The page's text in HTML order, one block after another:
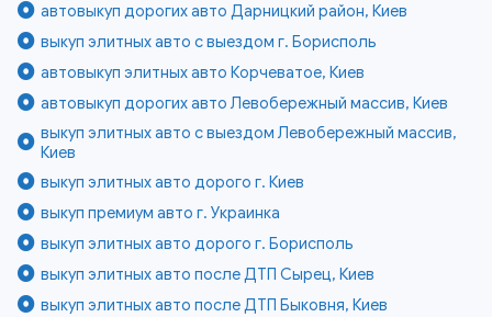
автовыкуп дорогих авто Дарницкий район, Киев
выкуп элитных авто с выездом г. Борисполь
автовыкуп элитных авто Корчеватое, Киев
автовыкуп дорогих авто Левобережный массив, Киев
выкуп элитных авто с выездом Левобережный массив,
Киев
выкуп элитных авто дорого г. Киев
выкуп премиум авто г. Украинка
выкуп элитных авто дорого г. Борисполь
выкуп элитных авто после ДТП Сырец, Киев
выкуп элитных авто после ДТП Быковня, Киев